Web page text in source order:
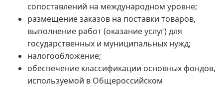
сопоставлений на международном уровне;
размещение заказов на поставки товаров,
выполнение работ (оказание услуг) для
государственных и муниципальных нужд;
налогообложение;
обеспечение классификации основных фондов,
используемой в Общероссийском